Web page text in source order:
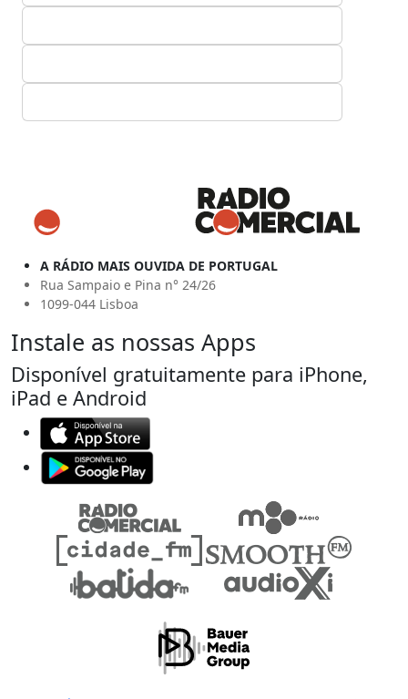
A RÁDIO MAIS OUVIDA DE PORTUGAL
Rua Sampaio e Pina n° 24/26
1099-044 Lisboa
Instale as nossas Apps
Disponível gratuitamente para iPhone,
iPad e Android